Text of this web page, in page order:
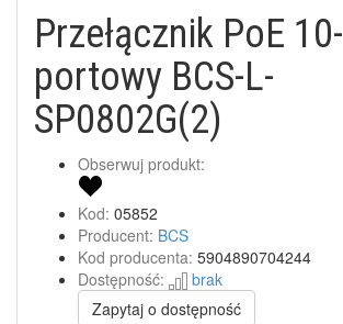
Przełącznik PoE 10-
portowy BCS-L-
SP0802G(2)
Obserwuj produkt:
Kod: 05852
Producent: BCS
Kod producenta: 5904890704244
Dostępność:
brak
Zapytaj o dostępność